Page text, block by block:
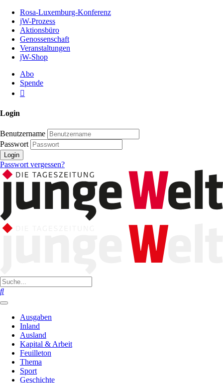
Inhalt
Seite
Rosa-Luxemburg-Konferenz
jW-Prozess
Aktionsbüro
Genossenschaft
Veranstaltungen
jW-Shop
Abo
Spende
Login
Benutzername
Passwort
Login
Passwort vergessen?
Ausgaben
Inland
Ausland
Kapital & Arbeit
Feuilleton
Thema
Sport
Geschichte